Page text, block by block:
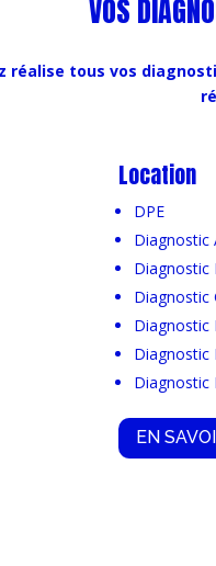
VOS
réalise tous vos
Location
DPE
Diagnostic
Diagnostic
Diagnostic
Diagnostic
Diagnostic
Diagnostic
EN